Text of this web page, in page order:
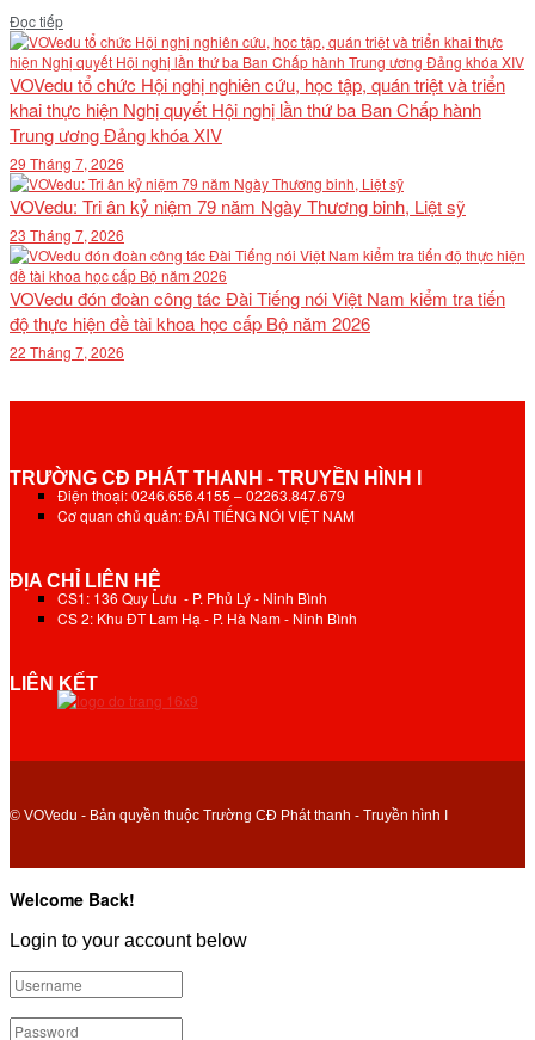
Đọc tiếpDetails
VOVedu tổ chức Hội nghị nghiên cứu, học tập, quán triệt và triển
khai thực hiện Nghị quyết Hội nghị lần thứ ba Ban Chấp hành
Trung ương Đảng khóa XIV
29 Tháng 7, 2026
VOVedu: Tri ân kỷ niệm 79 năm Ngày Thương binh, Liệt sỹ
23 Tháng 7, 2026
VOVedu đón đoàn công tác Đài Tiếng nói Việt Nam kiểm tra tiến
độ thực hiện đề tài khoa học cấp Bộ năm 2026
22 Tháng 7, 2026
TRƯỜNG CĐ PHÁT THANH - TRUYỀN HÌNH I
Điện thoại: 0246.656.4155 – 02263.847.679
Cơ quan chủ quản: ĐÀI TIẾNG NÓI VIỆT NAM
ĐỊA CHỈ LIÊN HỆ
CS1: 136 Quy Lưu - P. Phủ Lý - Ninh Bình
CS 2: Khu ĐT Lam Hạ - P. Hà Nam - Ninh Bình
LIÊN KẾT
© VOVedu - Bản quyền thuộc Trường CĐ Phát thanh - Truyền hình I
Welcome Back!
Login to your account below